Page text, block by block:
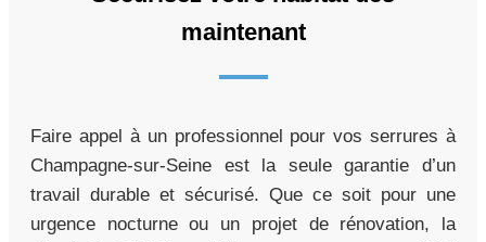
maintenant
Faire appel à un professionnel pour vos serrures à
Champagne-sur-Seine est la seule garantie d’un
travail durable et sécurisé. Que ce soit pour une
urgence nocturne ou un projet de rénovation, la